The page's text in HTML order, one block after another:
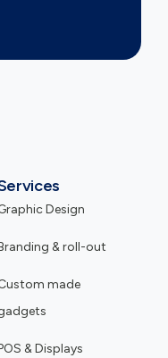
Design
& roll-out
made
& Displays